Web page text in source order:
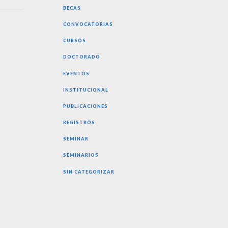
BECAS
CONVOCATORIAS
CURSOS
DOCTORADO
EVENTOS
INSTITUCIONAL
PUBLICACIONES
REGISTROS
SEMINAR
SEMINARIOS
SIN CATEGORIZAR